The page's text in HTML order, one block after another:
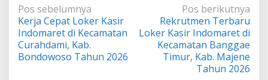
Navigasi
pos
Pos sebelumnya
Kerja Cepat Loker Kasir
Indomaret di Kecamatan
Curahdami, Kab.
Bondowoso Tahun 2026
Pos berikutnya
Rekrutmen Terbaru
Loker Kasir Indomaret di
Kecamatan Banggae
Timur, Kab. Majene
Tahun 2026